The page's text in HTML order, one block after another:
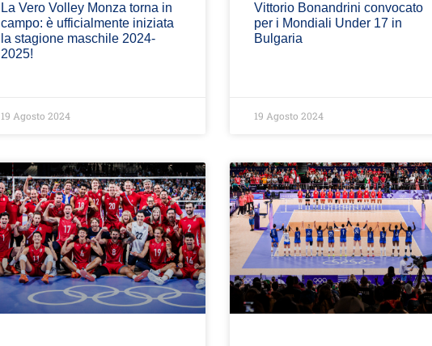
La Vero Volley Monza torna in
campo: è ufficialmente iniziata
la stagione maschile 2024-
2025!
19 Agosto 2024
Vittorio Bonandrini convocato
per i Mondiali Under 17 in
Bulgaria
19 Agosto 2024